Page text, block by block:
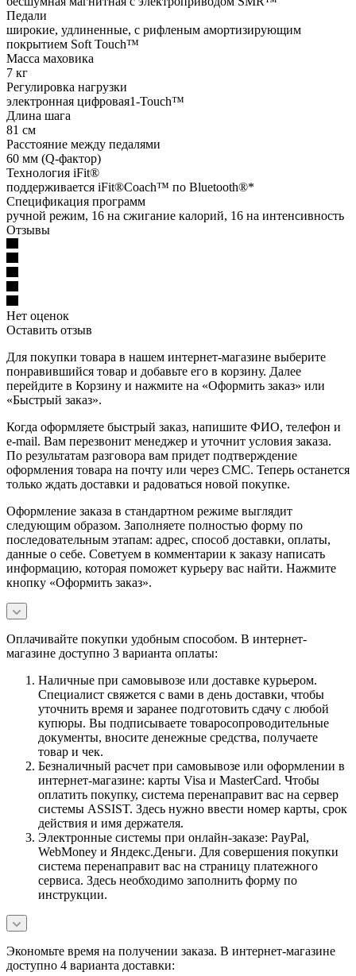
Педали
широкие, удлиненные, с рифленым амортизирующим
покрытием Soft Touch™
Масса маховика
7 кг
Регулировка нагрузки
электронная цифровая1-Touch™
Длина шага
81 см
Расстояние между педалями
60 мм (Q-фактор)
Технология iFit®
поддерживается iFit®Coach™ по Bluetooth®*
Спецификация программ
ручной режим, 16 на сжигание калорий, 16 на интенсивность
Отзывы
Нет оценок
Оставить отзыв
Для покупки товара в нашем интернет-магазине выберите
понравившийся товар и добавьте его в корзину. Далее
перейдите в Корзину и нажмите на «Оформить заказ» или
«Быстрый заказ».
Когда оформляете быстрый заказ, напишите ФИО, телефон и
e-mail. Вам перезвонит менеджер и уточнит условия заказа.
По результатам разговора вам придет подтверждение
оформления товара на почту или через СМС. Теперь останется
только ждать доставки и радоваться новой покупке.
Оформление заказа в стандартном режиме выглядит
следующим образом. Заполняете полностью форму по
последовательным этапам: адрес, способ доставки, оплаты,
данные о себе. Советуем в комментарии к заказу написать
информацию, которая поможет курьеру вас найти. Нажмите
кнопку «Оформить заказ».
Оплачивайте покупки удобным способом. В интернет-
магазине доступно 3 варианта оплаты:
Наличные при самовывозе или доставке курьером.
Специалист свяжется с вами в день доставки, чтобы
уточнить время и заранее подготовить сдачу с любой
купюры. Вы подписываете товаросопроводительные
документы, вносите денежные средства, получаете
товар и чек.
Безналичный расчет при самовывозе или оформлении в
интернет-магазине: карты Visa и MasterCard. Чтобы
оплатить покупку, система перенаправит вас на сервер
системы ASSIST. Здесь нужно ввести номер карты, срок
действия и имя держателя.
Электронные системы при онлайн-заказе: PayPal,
WebMoney и Яндекс.Деньги. Для совершения покупки
система перенаправит вас на страницу платежного
сервиса. Здесь необходимо заполнить форму по
инструкции.
Экономьте время на получении заказа. В интернет-магазине
доступно 4 варианта доставки: